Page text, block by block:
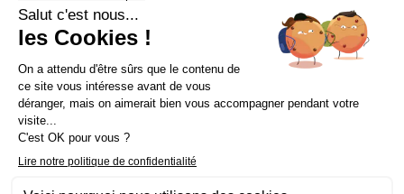
Notre société 